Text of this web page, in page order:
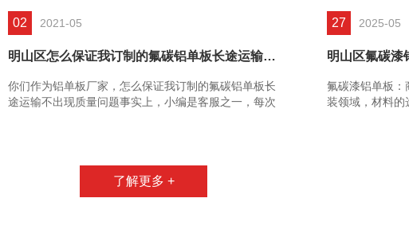
02 2021-05
明山区怎么保证我订制的氟碳铝单板长途运输不出现质
你们作为铝单板厂家，怎么保证我订制的氟碳铝单板长
途运输不出现质量问题事实上，小编是客服之一，每次
27 2025-05
明山区氟碳漆
氟碳漆铝单板：
装领域，材料的
了解更多 +